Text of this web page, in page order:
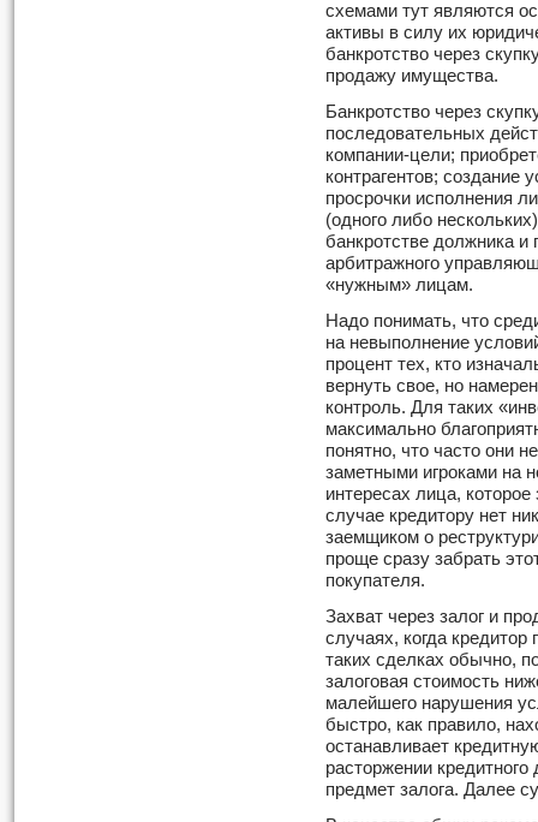
схемами тут являются
активы в силу их
банкротство через
продажу имущества.
Банкротство через
последовательных
компании-цели;
контрагентов; создание
просрочки исполнения
(одного либо
банкротстве должника и
арбитражного
«нужным» лицам.
Надо понимать, что
на невыполнение
процент тех, кто
вернуть свое, но
контроль. Для таких
максимально
понятно, что часто они
заметными игроками на
интересах лица,
случае кредитору нет
заемщиком о
проще сразу забрать
покупателя.
Захват через залог и
случаях, когда кредитор
таких сделках обычно,
залоговая стоимость
малейшего нарушения
быстро, как правило,
останавливает
расторжении
предмет залога. Далее